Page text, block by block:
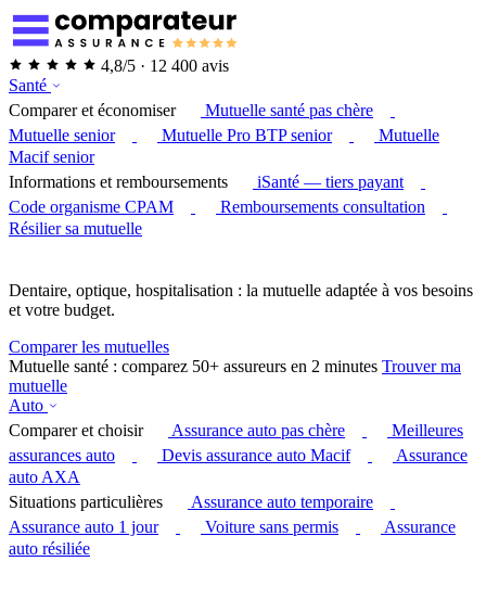
4,8/5 · 12 400 avis
Santé
Comparer et économiser
Mutuelle santé pas chère
Mutuelle senior
Mutuelle Pro BTP senior
Mutuelle
Macif senior
Informations et remboursements
iSanté — tiers payant
Code organisme CPAM
Remboursements consultation
Résilier sa mutuelle
Dentaire, optique, hospitalisation : la mutuelle adaptée à vos besoins
et votre budget.
Comparer les mutuelles
Mutuelle santé : comparez 50+ assureurs en 2 minutes Trouver ma
mutuelle
Auto
Comparer et choisir
Assurance auto pas chère
Meilleures
assurances auto
Devis assurance auto Macif
Assurance
auto AXA
Situations particulières
Assurance auto temporaire
Assurance auto 1 jour
Voiture sans permis
Assurance
auto résiliée